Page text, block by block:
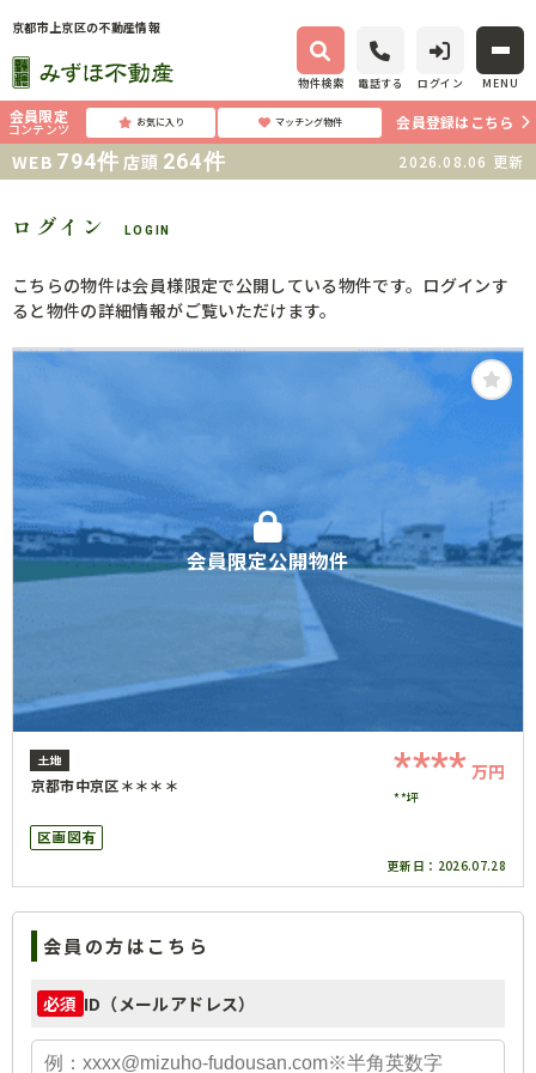
京都市上京区の不動産情報
物件検索 電話する ログイン MENU
会員限定
コンテンツ お気に入り マッチング物件 会員登録はこちら
WEB 794件 店頭 264件 2026.08.06 更新
ログイン LOGIN
こちらの物件は会員様限定で公開している物件です。ログインす
ると物件の詳細情報がご覧いただけます。
会員限定公開物件
土地
京都市中京区＊＊＊＊ **** 万円
**坪
区画図有
更新日： 2026.07.28
会員の方はこちら
必須 ID（メールアドレス）